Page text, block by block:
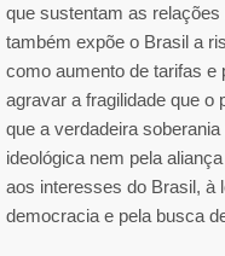
que sustentam as
também expõe o Brasil a
como aumento de tarifas e
agravar a fragilidade que o
que a verdadeira
ideológica nem pela
aos interesses do Brasil, à
democracia e pela busca